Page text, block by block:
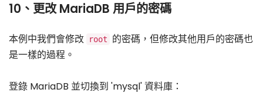
10、更改 MariaDB 用戶的密碼
本例中我們會修改 root
的密碼，但修改其他用戶的密碼也
是一樣的過程。
登錄 MariaDB 並切換到 'mysql' 資料庫：